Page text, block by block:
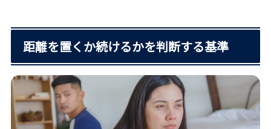
距離を置くか続けるかを判断する基準